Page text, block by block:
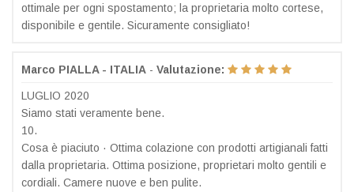
ottimale per ogni spostamento; la proprietaria molto cortese,
disponibile e gentile. Sicuramente consigliato!
Marco PIALLA - ITALIA - Valutazione:
LUGLIO 2020
Siamo stati veramente bene.
10.
Cosa è piaciuto · Ottima colazione con prodotti artigianali fatti
dalla proprietaria. Ottima posizione, proprietari molto gentili e
cordiali. Camere nuove e ben pulite.